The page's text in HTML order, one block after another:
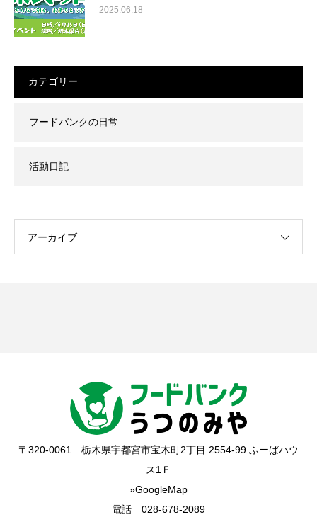
2025.06.18
カテゴリー
フードバンクの日常
活動日記
アーカイブ
〒320-0061 栃木県宇都宮市宝木町2丁目 2554-99 ふーばハウ
ス1Ｆ
»GoogleMap
電話 028-678-2089